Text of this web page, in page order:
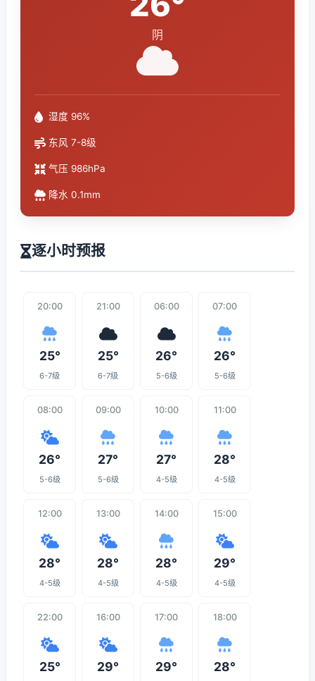
阴
湿度 96%
东风 7-8级
气压 986hPa
降水 0.1mm
逐小时预报
20:00
25°
6-7级
21:00
25°
6-7级
06:00
26°
5-6级
07:00
26°
5-6级
08:00
26°
5-6级
09:00
27°
5-6级
10:00
27°
4-5级
11:00
28°
4-5级
12:00
28°
4-5级
13:00
28°
4-5级
14:00
28°
4-5级
15:00
29°
4-5级
22:00
25°
16:00
29°
17:00
29°
18:00
28°